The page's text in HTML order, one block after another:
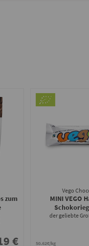
zum
€
Vego
MINI VEGO
der geliebte
50.62€/kg